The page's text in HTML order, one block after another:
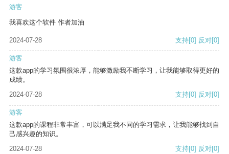
游客
我喜欢这个软件 作者加油
2024-07-28 支持[0] 反对[0]
游客
这款app的学习氛围很浓厚，能够激励我不断学习，让我能够取得更好的
成绩。
2024-07-28
支持[0] 反对[0]
游客
这款app的课程非常丰富，可以满足我不同的学习需求，让我能够找到自
己感兴趣的知识。
2024-07-28
支持[0] 反对[0]